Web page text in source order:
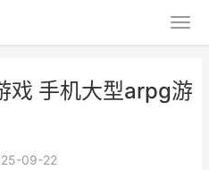
戏 手机大型arpg游
09-22